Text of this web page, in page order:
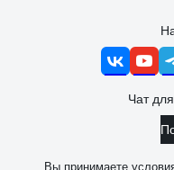
Чат
Вы принимаете